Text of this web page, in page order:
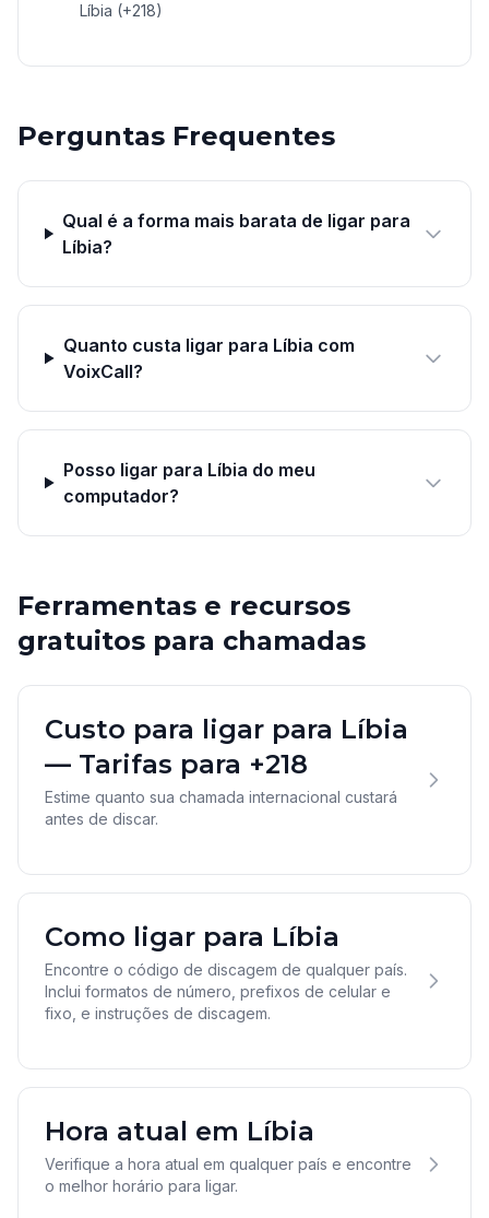
Líbia (+218)
Perguntas Frequentes
Qual é a forma mais barata de ligar para
Líbia?
Quanto custa ligar para Líbia com
VoixCall?
Posso ligar para Líbia do meu
computador?
Ferramentas e recursos
gratuitos para chamadas
Custo para ligar para Líbia
— Tarifas para +218
Estime quanto sua chamada internacional custará
antes de discar.
Como ligar para Líbia
Encontre o código de discagem de qualquer país.
Inclui formatos de número, prefixos de celular e
fixo, e instruções de discagem.
Hora atual em Líbia
Verifique a hora atual em qualquer país e encontre
o melhor horário para ligar.